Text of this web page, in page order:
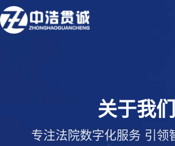
关于我们
专注法院数字化服务 引领